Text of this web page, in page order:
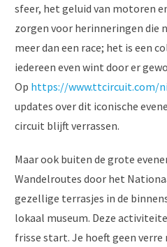
sfeer, het geluid van motoren
zorgen voor herinneringen die
meer dan een race; het is een
iedereen even wint door er
Op https://www.ttcircuit.com/
updates over dit iconische
circuit blijft verrassen.
Maar ook buiten de grote
Wandelroutes door het
gezellige terrasjes in de
lokaal museum. Deze
frisse start. Je hoeft geen